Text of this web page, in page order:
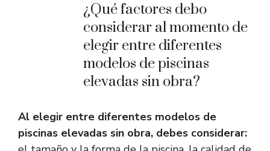
¿Qué factores debo
considerar al momento de
elegir entre diferentes
modelos de piscinas
elevadas sin obra?
Al elegir entre diferentes modelos de
piscinas elevadas sin obra, debes considerar: